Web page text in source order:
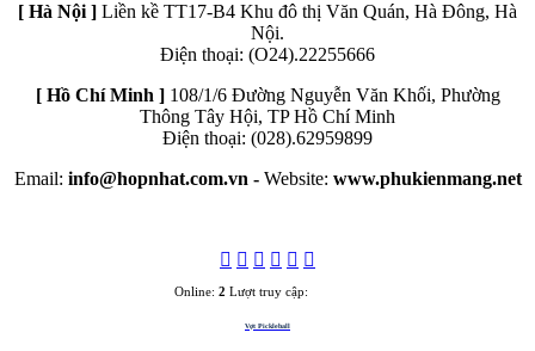
[ Hà Nội ] Liền kề TT17-B4 Khu đô thị Văn Quán, Hà Đông, Hà
Nội.
Điện thoại: (O24).22255666
[ Hồ Chí Minh ]108/1/6 Đường Nguyễn Văn Khối, Phường
Thông Tây Hội, TP Hồ Chí Minh
Điện thoại: (028).62959899
Email: info@hopnhat.com.vn - Website: www.phukienmang.net
Online: 2 Lượt truy cập:
Vợt Pickleball